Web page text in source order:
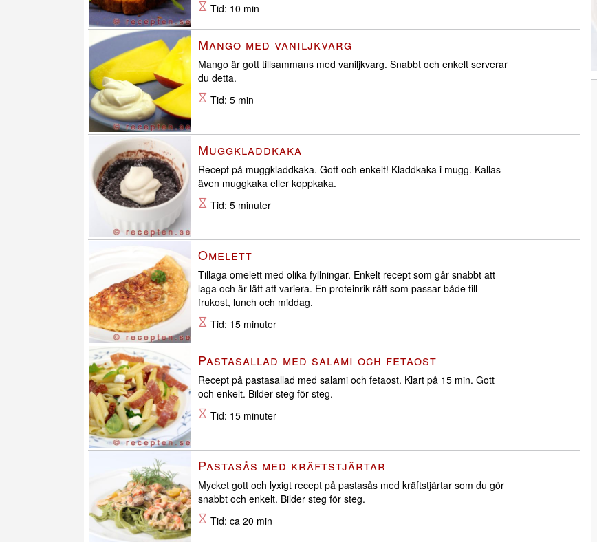
Tid: 10 min
Mango med vaniljkvarg
Mango är gott tillsammans med vaniljkvarg. Snabbt och enkelt serverar
du detta.
Tid: 5 min
Muggkladdkaka
Recept på muggkladdkaka. Gott och enkelt! Kladdkaka i mugg. Kallas
även muggkaka eller koppkaka.
Tid: 5 minuter
Omelett
Tillaga omelett med olika fyllningar. Enkelt recept som går snabbt att
laga och är lätt att variera. En proteinrik rätt som passar både till
frukost, lunch och middag.
Tid: 15 minuter
Pastasallad med salami och fetaost
Recept på pastasallad med salami och fetaost. Klart på 15 min. Gott
och enkelt. Bilder steg för steg.
Tid: 15 minuter
Pastasås med kräftstjärtar
Mycket gott och lyxigt recept på pastasås med kräftstjärtar som du gör
snabbt och enkelt. Bilder steg för steg.
Tid: ca 20 min